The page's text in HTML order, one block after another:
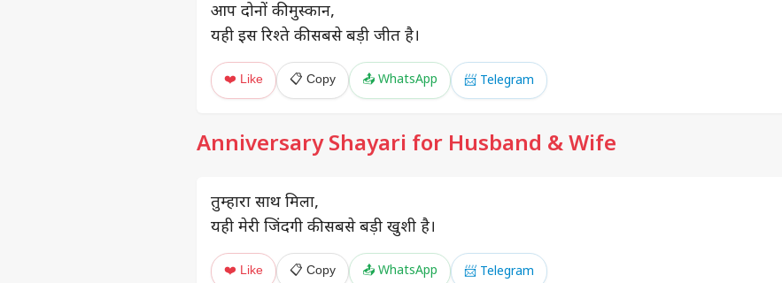
आप दोनों की मुस्कान,
यही इस रिश्ते की सबसे बड़ी जीत है।
❤️ Like 📋 Copy 📤 WhatsApp 📨 Telegram
Anniversary Shayari for Husband & Wife
तुम्हारा साथ मिला,
यही मेरी जिंदगी की सबसे बड़ी खुशी है।
❤️ Like 📋 Copy 📤 WhatsApp 📨 Telegram